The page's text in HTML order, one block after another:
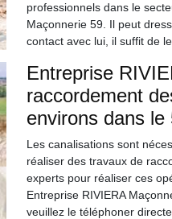
professionnels dans le
Maçonnerie 59. Il peut
contact avec lui, il suffit de
Entreprise
raccordement
environs dans le
Les canalisations sont
réaliser des travaux de
experts pour réaliser ces
Entreprise RIVIERA
veuillez le téléphoner